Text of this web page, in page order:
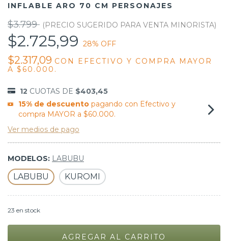
INFLABLE ARO 70 CM PERSONAJES
$3.799
$2.725,99 28% OFF
$2.317,09 CON
EFECTIVO Y COMPRA MAYOR
A $60.000.
12 CUOTAS DE $403,45
15% de descuentopagando con Efectivo y
compra MAYOR a $60.000.
Ver medios de pago
MODELOS: LABUBU
LABUBU KUROMI
23 en stock